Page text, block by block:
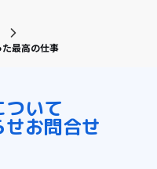
最高の仕事
いて
せお問合せ